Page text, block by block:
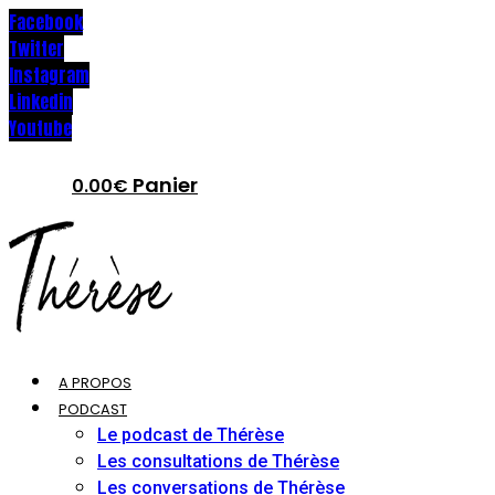
Facebook
Twitter
Instagram
Linkedin
Youtube
0.00€ Panier
A PROPOS
PODCAST
Le podcast de Thérèse
Les consultations de Thérèse
Les conversations de Thérèse